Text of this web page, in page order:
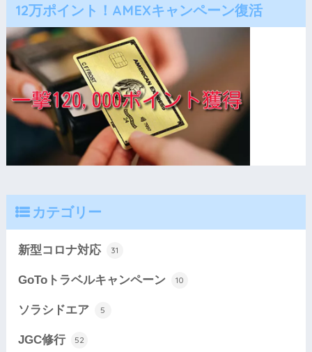
12万ポイント！AMEXキャンペーン復活
カテゴリー
新型コロナ対応 31
GoToトラベルキャンペーン 10
ソラシドエア 5
JGC修行 52